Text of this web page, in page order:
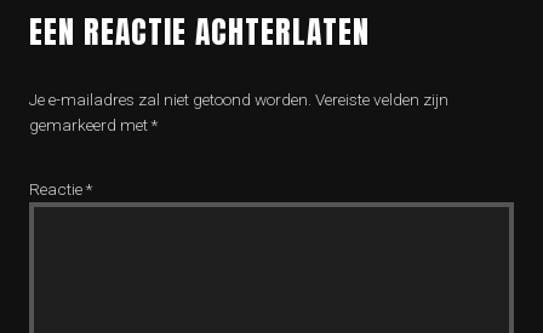
EEN REACTIE ACHTERLATEN
Je e-mailadres zal niet getoond worden. Vereiste velden zijn
gemarkeerd met*
Reactie*